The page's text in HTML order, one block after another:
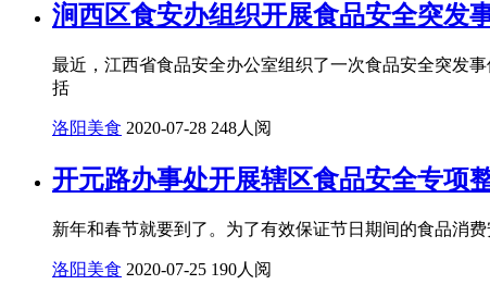
涧西区食安办组织开展食品安全突发
最近，江西省食品安全办公室组织了一次食品安全突发
括
洛阳美食 2020-07-28 248人阅
开元路办事处开展辖区食品安全专项
新年和春节就要到了。为了有效保证节日期间的食品消
洛阳美食 2020-07-25 190人阅